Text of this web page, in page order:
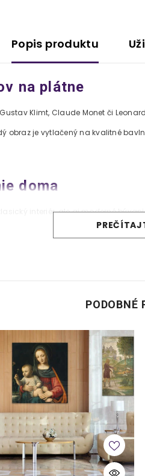
Popis produktu
na plátne
Klimt, Claude Monet či
obraz je vytlačený na kvalitné
doma
interiér, ale aj moderné
čistej stene s bodovým
reprodukcií?
vernosť a jemná štruktúra pre
na jednoduché a bezpečné
zaručujú dlhodobú krásu vašich
– vyberte si svoj obľúbený štýl a
s láskou a precíznosťou v
PODOBNÉ